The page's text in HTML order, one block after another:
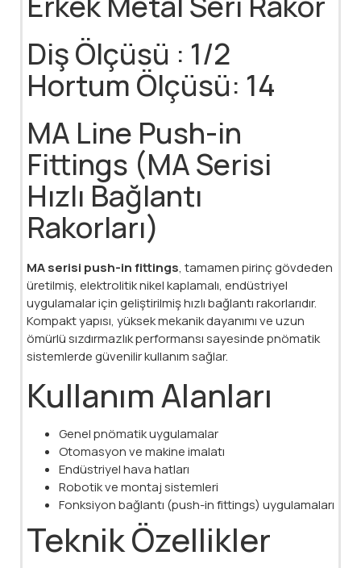
Diş Ölçüsü : 1/2
Hortum Ölçüsü: 14
MA Line Push-in
Fittings (MA Serisi
Hızlı Bağlantı
Rakorları)
MA serisi push-in fittings, tamamen pirinç gövdeden
üretilmiş, elektrolitik nikel kaplamalı, endüstriyel
uygulamalar için geliştirilmiş hızlı bağlantı rakorlarıdır.
Kompakt yapısı, yüksek mekanik dayanımı ve uzun
ömürlü sızdırmazlık performansı sayesinde pnömatik
sistemlerde güvenilir kullanım sağlar.
Kullanım Alanları
Genel pnömatik uygulamalar
Otomasyon ve makine imalatı
Endüstriyel hava hatları
Robotik ve montaj sistemleri
Fonksiyon bağlantı (push-in fittings) uygulamaları
Teknik Özellikler